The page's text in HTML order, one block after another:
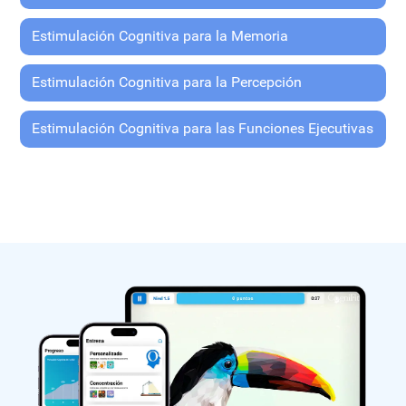
Estimulación Cognitiva para la Memoria
Estimulación Cognitiva para la Percepción
Estimulación Cognitiva para las Funciones Ejecutivas